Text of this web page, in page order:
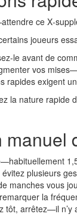
ce
joueurs
le avant de
vos
rapides exigent
la nature
évitez plusieurs
manches vous
la
tôt, arrêtez—il n’y